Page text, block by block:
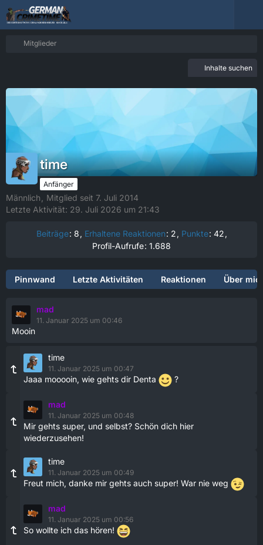
Mitglieder
Inhalte suchen
time
Anfänger
Männlich
Mitglied seit 7. Juli 2014
Letzte Aktivität: 29. Juli 2026 um 21:43
Beiträge 8 Erhaltene Reaktionen 2 Punkte 42
Profil-Aufrufe 1.688
Pinnwand Letzte Aktivitäten Reaktionen Über
mad
11. Januar 2025 um 00:46
Mooin
time
11. Januar 2025 um 00:47
Jaaa mooooin, wie gehts dir Denta ?
mad
11. Januar 2025 um 00:48
Mir gehts super, und selbst? Schön dich hier
wiederzusehen!
time
11. Januar 2025 um 00:49
Freut mich, danke mir gehts auch super! War nie weg
mad
11. Januar 2025 um 00:56
So wollte ich das hören!